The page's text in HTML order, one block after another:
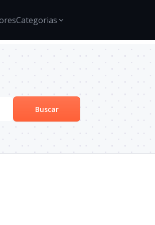
Categorias
segurança digital.
Tech Insights
Conteúdos, tendências e novidades
Buscar